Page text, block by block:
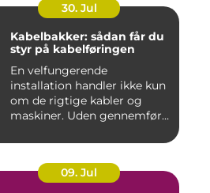
30. Jul
Kabelbakker: sådan får du
styr på kabelføringen
En velfungerende
installation handler ikke kun
om de rigtige kabler og
maskiner. Uden gennemført
09. Jul